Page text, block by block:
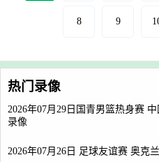
8 9
热门录像
2026年07月29日国青男篮热身赛
录像
2026年07月26日 足球友谊赛 奥克